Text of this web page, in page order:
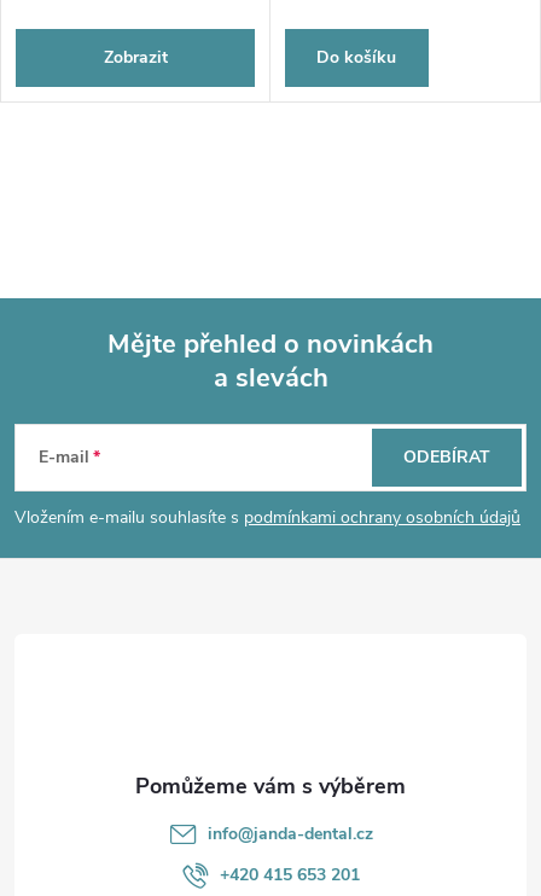
Zobrazit Do košíku
p
Mějte přehled o novinkách
a slevách
E-mail
Vložením e-mailu souhlasíte s podmínkami ochrany osobních údajů
ODEBÍRAT
info@janda-dental.cz
+420 415 653 201